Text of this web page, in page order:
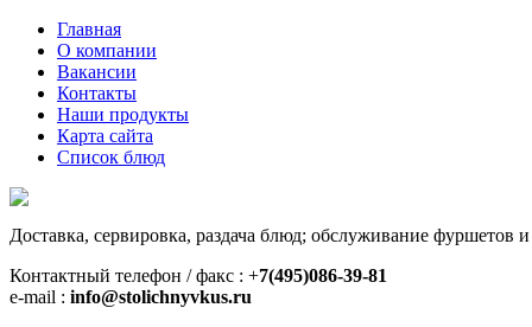
Главная
О компании
Вакансии
Контакты
Наши продукты
Карта сайта
Список блюд
Доставка, сервировка, раздача блюд; обслуживание фуршетов
Контактный телефон / факс : +7(495)086-39-81
e-mail : info@stolichnyvkus.ru